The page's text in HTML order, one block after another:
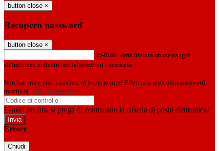
button close ×
Recupero password
button close ×
E-mail Verrà inviato un messaggio
all'indirizzo indicato con le istruzioni necessarie.
Non hai una e-mail associata al nome utente? Effettua il reset della password
tramite la Login Spaggiari
E-mail inviata, si prega di controllare la casella di posta elettronica!
Errore
Chiudi